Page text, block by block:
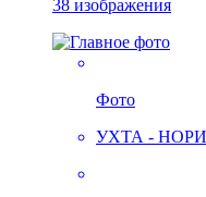
38 изображения
Фото
УХТА -